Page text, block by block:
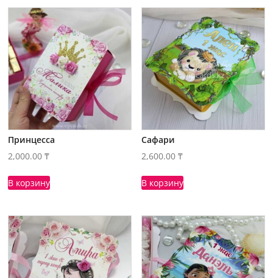
Принцесса
2,000.00₸
В корзину
Сафари
2,600.00₸
В корзину